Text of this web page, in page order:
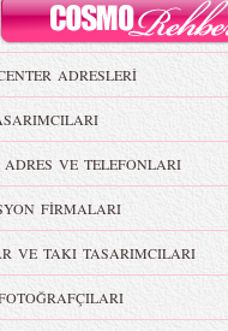
ADRESLERİ
VE TELEFONLARI
FİRMALARI
VE TAKI TASARIMCILARI